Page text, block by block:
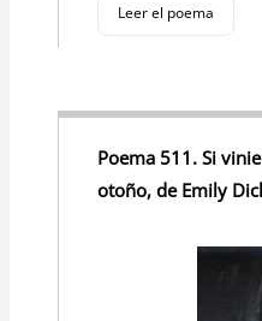
Leer el poema
Poema 511. Si
otoño, de Emily